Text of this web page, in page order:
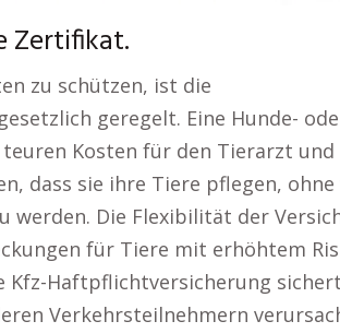
Zertifikat.
zu schützen, ist die
geregelt. Eine Hunde-
Kosten für den Tierarzt
dass sie ihre Tiere pflegen, ohne
Die Flexibilität der
für Tiere mit erhöhtem
Kfz-Haftpflichtversicherung sichert
Verkehrsteilnehmern